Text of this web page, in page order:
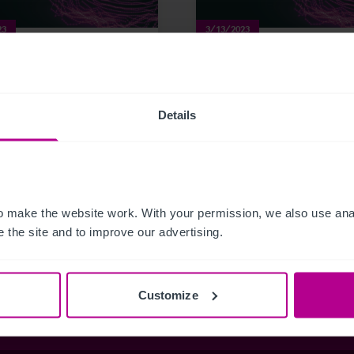
Details
make the website work. With your permission, we also use
the site and to improve our advertising.
Customize
Hotels
Bewertung
und Sanierung
3/13/2023
Turnaround und Sanierung
Beratung